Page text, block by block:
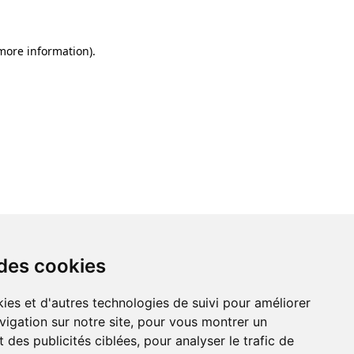
cookies
et d'autres technologies de suivi pour améliorer
sur notre site, pour vous montrer un
des publicités ciblées, pour analyser le trafic de
information).